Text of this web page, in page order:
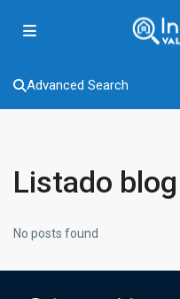
Advanced Search
Listado blog
No posts found